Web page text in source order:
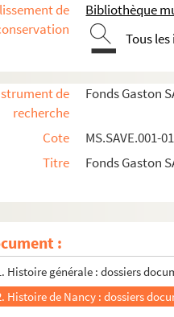
de
Bibliothèque
Tous
de
recherche
Fonds Gaston
Cote
MS.SAVE.001-
Titre
Fonds Gaston
:
Histoire générale : dossiers
Histoire de Nancy : dossiers